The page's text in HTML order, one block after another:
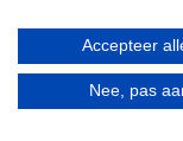
Accepteer
Nee, pas